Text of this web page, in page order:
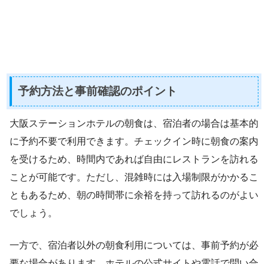
予約方法と事前確認のポイント
大阪ステーションホテルの朝食は、宿泊者の場合は基本的
に予約不要で利用できます。チェックイン時に朝食の案内
を受けるため、時間内であれば自由にレストランを訪れる
ことが可能です。ただし、混雑時には入場制限がかかるこ
ともあるため、朝の時間帯に余裕を持って訪れるのがよい
でしょう。
一方で、宿泊者以外の朝食利用については、事前予約が必